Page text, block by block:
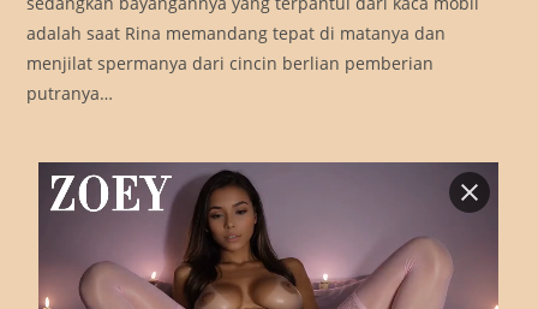
adalah saat Rina memandang tepat di matanya dan
menjilat spermanya dari cincin berlian pemberian
putranya…